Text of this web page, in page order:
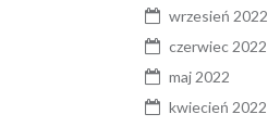
wrzesień 2022
czerwiec 2022
maj 2022
kwiecień 2022